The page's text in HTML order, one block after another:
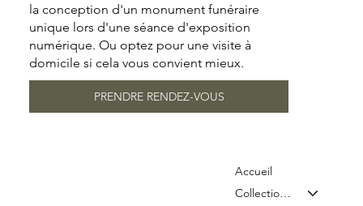
Accueil
Collection & Tarifs
la conception d'un monument funéraire
unique lors d'une séance d'exposition
numérique. Ou optez pour une visite à
domicile si cela vous convient mieux.
PRENDRE RENDEZ-VOUS